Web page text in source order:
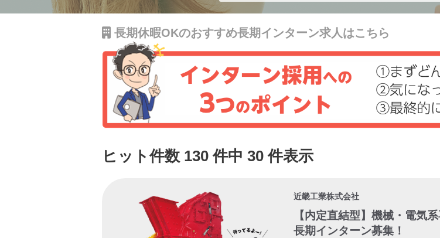
長期休暇OKのおすすめ長期インターン求人はこちら
ヒット件数 130 件中 30 件表示
近畿工業株式会社
【内定直結型】機械・電気
長期インターン募集！